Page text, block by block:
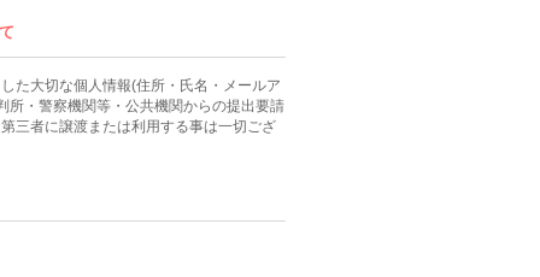
た大切な個人情報(住所・氏名・メールア
所・警察機関等・公共機関からの提出要請
三者に譲渡または利用する事は一切ござ